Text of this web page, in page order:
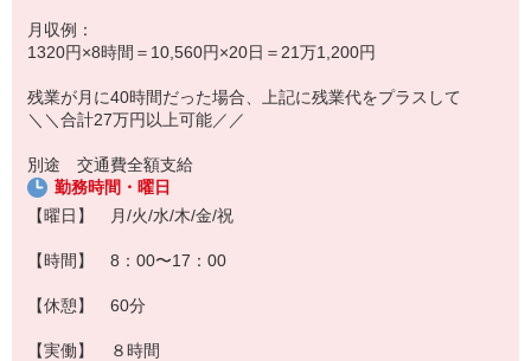
月収例：
1320円×8時間＝10,560円×20日＝21万1,200円
残業が月に40時間だった場合、上記に残業代をプラスして
＼＼合計27万円以上可能／／
別途 交通費全額支給
勤務時間・曜日
【曜日】 月/火/水/木/金/祝
【時間】 8：00〜17：00
【休憩】 60分
【実働】 ８時間